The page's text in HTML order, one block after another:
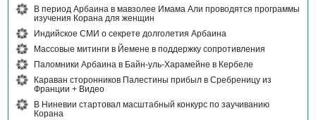
В период Арбаина в мавзолее Имама Али проводятся программы
изучения Корана для женщин
Индийское СМИ о секрете долголетия Арбаина
Массовые митинги в Йемене в поддержку сопротивления
Паломники Арбаина в Байн-уль-Харамейне в Кербеле
Караван сторонников Палестины прибыл в Сребреницу из
Франции + Видео
В Ниневии стартовал масштабный конкурс по заучиванию
Корана